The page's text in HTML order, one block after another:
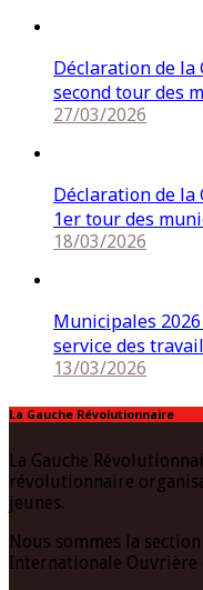
Déclaration de la
second tour des
27/03/2026
Déclaration de la
1er tour des
18/03/2026
Municipales
service des
13/03/2026
La Gauche Révolutionnaire
La Gauche
révolutionnaire
jeunes.
Nous sommes la
Internationale Ouvrière